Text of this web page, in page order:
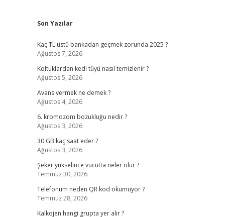
Sidebar
Son Yazılar
Kaç TL üstü bankadan geçmek zorunda 2025 ?
Ağustos 7, 2026
Koltuklardan kedi tüyü nasıl temizlenir ?
Ağustos 5, 2026
Avans vermek ne demek ?
Ağustos 4, 2026
6. kromozom bozukluğu nedir ?
Ağustos 3, 2026
30 GB kaç saat eder ?
Ağustos 3, 2026
Şeker yükselince vücutta neler olur ?
Temmuz 30, 2026
Telefonum neden QR kod okumuyor ?
Temmuz 28, 2026
Kalkojen hangi grupta yer alır ?